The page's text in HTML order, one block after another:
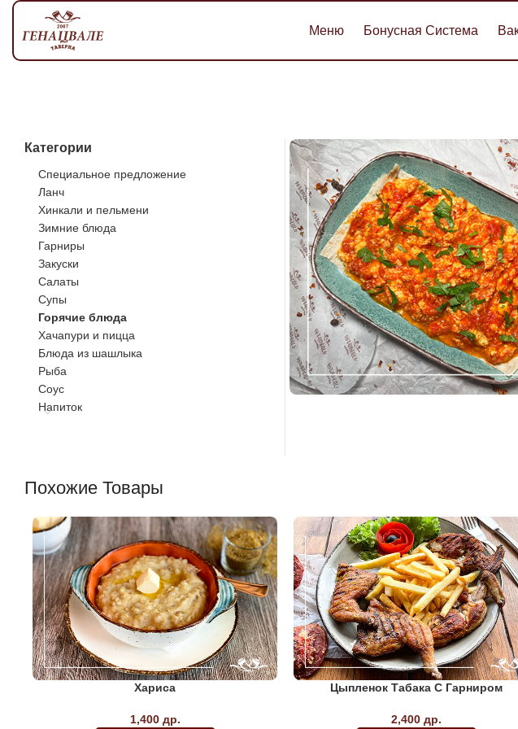
Меню Бонусная Система
Категории
Специальное предложение
Ланч
Хинкали и пельмени
Зимние блюда
Гарниры
Закуски
Салаты
Супы
Горячие блюда
Хачапури и пицца
Блюда из шашлыка
Рыба
Соус
Напиток
Похожие Товары
Хариса
1,400др.
Цыпленок Табака С Гарниром
2,400др.